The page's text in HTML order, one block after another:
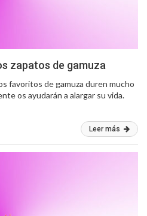
zapatos de gamuza
favoritos de gamuza duren mucho
os ayudarán a alargar su vida.
Leer más